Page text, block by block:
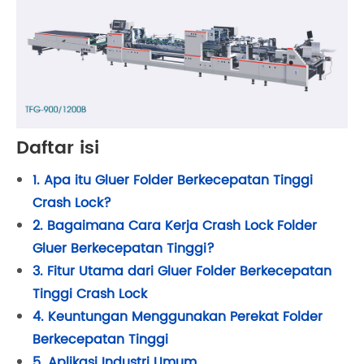
Daftar isi
1. Apa itu Gluer Folder Berkecepatan Tinggi
Crash Lock?
2. Bagaimana Cara Kerja Crash Lock Folder
Gluer Berkecepatan Tinggi?
3. Fitur Utama dari Gluer Folder Berkecepatan
Tinggi Crash Lock
4. Keuntungan Menggunakan Perekat Folder
Berkecepatan Tinggi